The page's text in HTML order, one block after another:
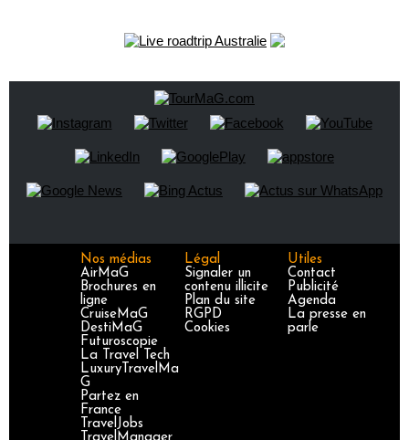
Nos médias
AirMaG
Brochures en
ligne
CruiseMaG
DestiMaG
Futuroscopie
La Travel Tech
LuxuryTravelMa
G
Partez en
France
TravelJobs
Légal
Signaler un
contenu illicite
Plan du site
RGPD
Cookies
Utiles
Contact
Publicité
Agenda
La presse en
parle